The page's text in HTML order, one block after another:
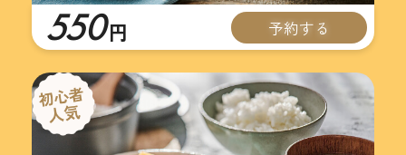
550 円 予約する